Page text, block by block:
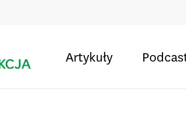
Artykuły